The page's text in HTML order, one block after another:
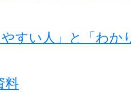
やすい人」と「わか
料